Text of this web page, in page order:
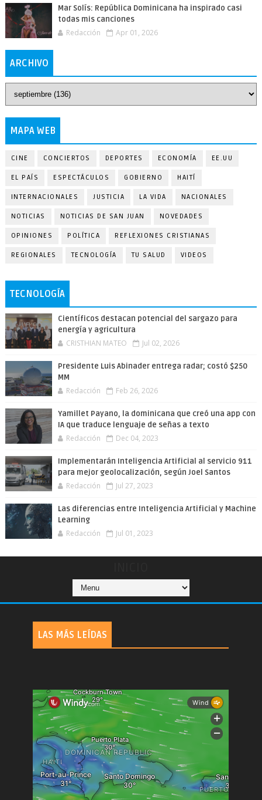
Mar Solís: República Dominicana ha inspirado casi
todas mis canciones
Redacción Apr 01, 2026
ARCHIVO
MAPA WEB
CINE CONCIERTOS DEPORTES ECONOMÍA EE.UU
EL PAÍS ESPECTÁCULOS GOBIERNO HAITÍ
INTERNACIONALES JUSTICIA LA VIDA NACIONALES
NOTICIAS NOTICIAS DE SAN JUAN NOVEDADES
OPINIONES POLÍTICA REFLEXIONES CRISTIANAS
REGIONALES TECNOLOGÍA TU SALUD VIDEOS
TECNOLOGÍA
Científicos destacan potencial del sargazo para
energía y agricultura
CRISTHIAN MATEO Jul 02, 2026
Presidente Luis Abinader entrega radar; costó $250
MM
Redacción Feb 26, 2026
Yamillet Payano, la dominicana que creó una app con
IA que traduce lenguaje de señas a texto
Redacción Dec 04, 2023
Implementarán Inteligencia Artificial al servicio 911
para mejor geolocalización, según Joel Santos
Redacción Jul 27, 2023
Las diferencias entre Inteligencia Artificial y Machine
Learning
Redacción Jul 01, 2023
LAS MÁS LEÍDAS